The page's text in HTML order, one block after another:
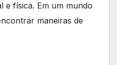
e física. Em um mundo
maneiras de